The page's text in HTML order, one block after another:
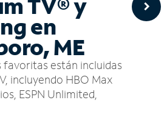
en
ME
favoritas están incluidas
incluyendo HBO Max
ESPN Unlimited,